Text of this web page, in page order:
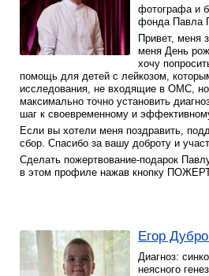
События и люди
Мы в СМИ
Банеры
фотографа и
фонда Павла
Привет, меня
меня День
хочу
помощь для детей с лейкозом,
исследования, не входящие в ОМС,
максимально точно установить
шаг к своевременному и
Если вы хотели меня поздравить,
сбор. Спасибо за вашу доброту и
Сделать пожертвование-подарок
в этом профиле нажав кнопку
Егор
Диагноз:
неясного